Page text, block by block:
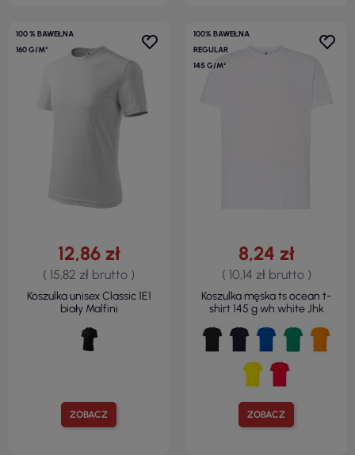
100 % BAWEŁNA
160 G/M²
ZOBACZ
12,86 zł
( 15,82 zł brutto )
Koszulka unisex Classic 1E1
biały Malfini
100% BAWEŁNA
REGULAR
145 G/M²
ZOBACZ
8,24 zł
( 10,14 zł brutto )
Koszulka męska ts ocean t-
shirt 145 g wh white Jhk